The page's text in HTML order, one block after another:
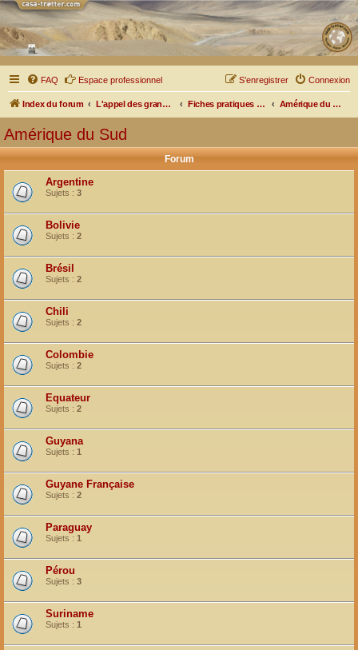
FAQ Espace professionnel Connexion
S’enregistrer
Index du forum L'appel des grands espaces Fiches pratiques par pays, pistes et bivouacs Amérique du Sud
Amérique du Sud
Forum
Argentine
Sujets : 3
Bolivie
Sujets : 2
Brésil
Sujets : 2
Chili
Sujets : 2
Colombie
Sujets : 2
Equateur
Sujets : 2
Guyana
Sujets : 1
Guyane Française
Sujets : 2
Paraguay
Sujets : 1
Pérou
Sujets : 3
Suriname
Sujets : 1